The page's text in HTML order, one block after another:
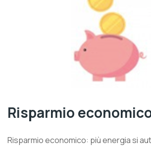
Risparmio
Risparmio economico: più energia si